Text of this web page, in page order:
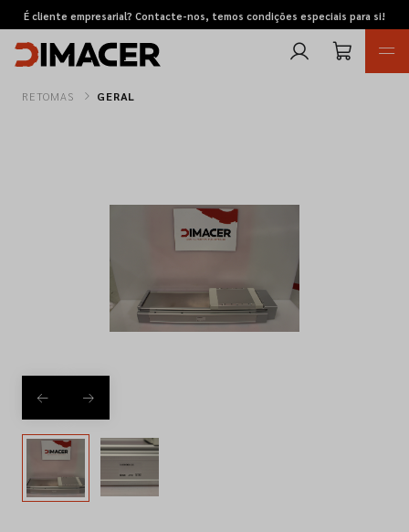
É cliente empresarial? Contacte-nos, temos condições especiais para si!
Pedidos de cotação
Favoritos
Empresa
Contactos
RETOMAS GERAL